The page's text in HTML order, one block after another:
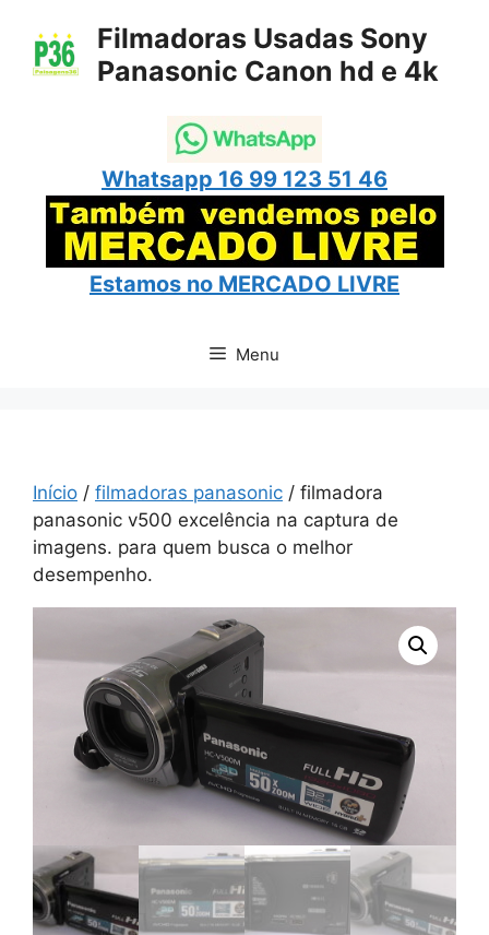
para
Filmadoras Usadas Sony
Panasonic Canon hd e 4k
Whatsapp 16 99 123 51 46
Estamos no MERCADO LIVRE
Menu
Início / filmadoras panasonic / filmadora
panasonic v500 excelência na captura de
imagens. para quem busca o melhor
desempenho.